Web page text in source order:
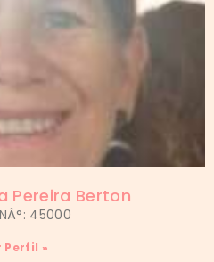
Pereira Berton
45000
Perfil »